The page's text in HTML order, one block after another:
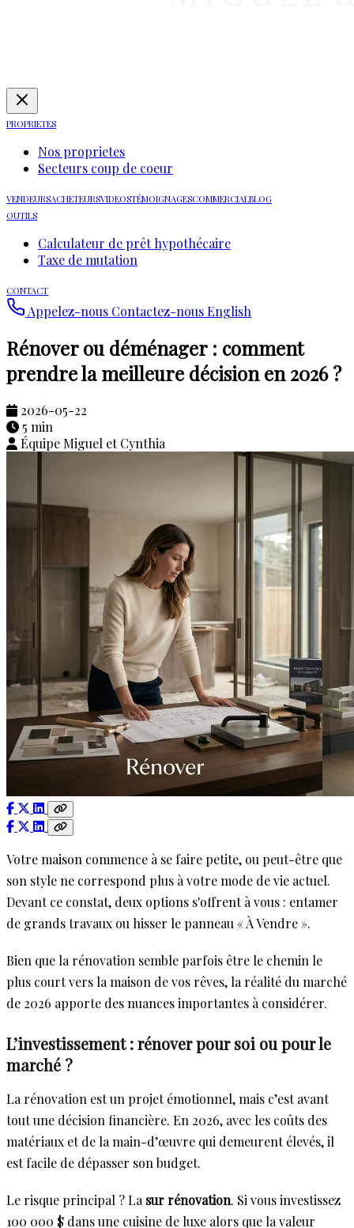
PROPRIETES
Nos proprietes
Secteurs coup de coeur
VENDEURSACHETEURSVIDEOSTÉMOIGNAGESCOMMERCIALBLOG
OUTILS
Calculateur de prêt hypothécaire
Taxe de mutation
CONTACT
Appelez-nous Contactez-nousEnglish
Rénover ou déménager : comment
prendre la meilleure décision en 2026 ?
2026-05-22
5 min
Équipe Miguel et Cynthia
Votre maison commence à se faire petite, ou peut-être que
son style ne correspond plus à votre mode de vie actuel.
Devant ce constat, deux options s'offrent à vous : entamer
de grands travaux ou hisser le panneau « À Vendre ».
Bien que la rénovation semble parfois être le chemin le
plus court vers la maison de vos rêves, la réalité du marché
de 2026 apporte des nuances importantes à considérer.
L’investissement : rénover pour soi ou pour le
marché ?
La rénovation est un projet émotionnel, mais c’est avant
tout une décision financière. En 2026, avec les coûts des
matériaux et de la main-d’œuvre qui demeurent élevés, il
est facile de dépasser son budget.
Le risque principal ? La sur rénovation. Si vous investissez
100 000 $ dans une cuisine de luxe alors que la valeur